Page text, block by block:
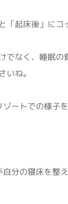
「起床後」にコ
なく、睡眠の
いね。
ートでの様子
分の寝床を整